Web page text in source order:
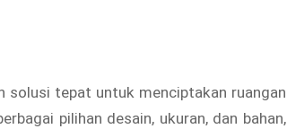
solusi tepat untuk menciptakan ruangan
pilihan desain, ukuran, dan bahan,